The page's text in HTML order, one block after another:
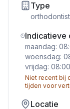
Type
orthodontist
Indicatieve
maandag:
woensdag:
vrijdag:
Niet recent bij
tijden voor
Locatie